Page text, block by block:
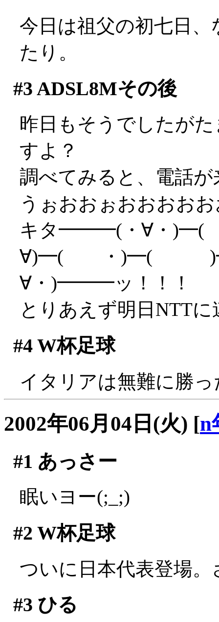
今日は祖父の初七日
たり。
#3 ADSL8Mその後
昨日もそうでしたが
すよ？
調べてみると、電話
うぉおおぉおおおお
キタ━━━(・∀・)━(
∀)━( ・)━(
∀・)━━━ッ！！！
とりあえず明日NTT
#4W杯足球
イタリアは無難に勝
2002年06月04日(火) [n
#1 あっさー
眠いヨー(;_;)
#2 W杯足球
ついに日本代表登場
#3 ひる